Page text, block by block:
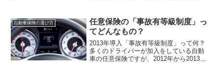
保険料を払っている方も多いと思いま
す。無事故のまま加入している...
自動車保険の選び方
任意保険の「事故有等級制度」っ
てどんなもの？
2013年導入「事故有等級制度」って何？
多くのドライバーが加入をしている自動
車の任意保険ですが、2012年から2013年